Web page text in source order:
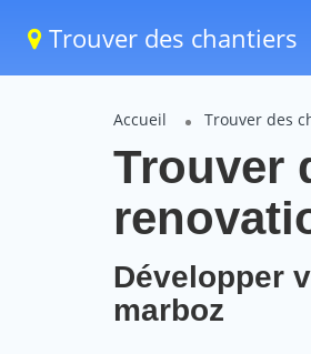
Trouver des chantiers
Accueil Trouver des
Trouver
Développer
marboz